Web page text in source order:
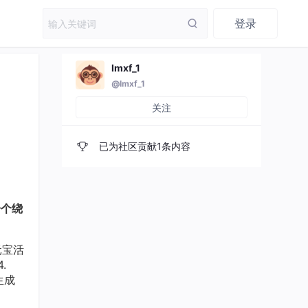
登录
绕
活
成
lmxf_1
@lmxf_1
关注
已为社区贡献1条内容